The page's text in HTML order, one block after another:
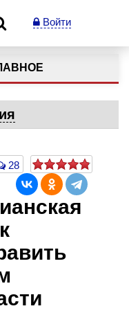
Войти
28